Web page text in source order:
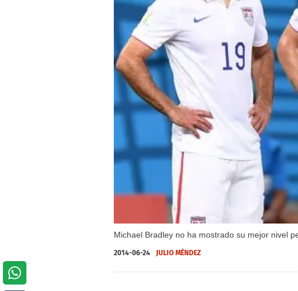
Michael Bradley no ha mostrado su mejor nivel
2014-06-24 JULIO MÉNDEZ